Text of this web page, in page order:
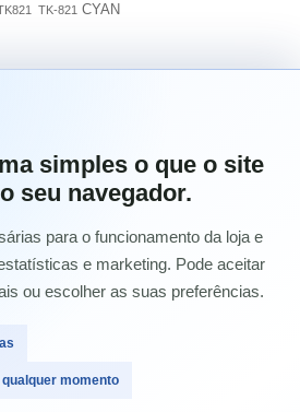
TK-821 CYAN
IVAsimples o que o site
seu navegador.
para o funcionamento da loja e
e marketing. Pode aceitar
ou escolher as suas preferências.
momento